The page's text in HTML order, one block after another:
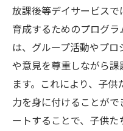
放課後等デイサービス
育成するためのプログ
は、グループ活動やプ
や意見を尊重しながら
ます。これにより、子
力を身に付けることが
ートすることで、子供